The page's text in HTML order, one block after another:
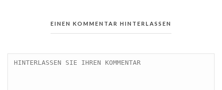
EINEN KOMMENTAR HINTERLASSEN